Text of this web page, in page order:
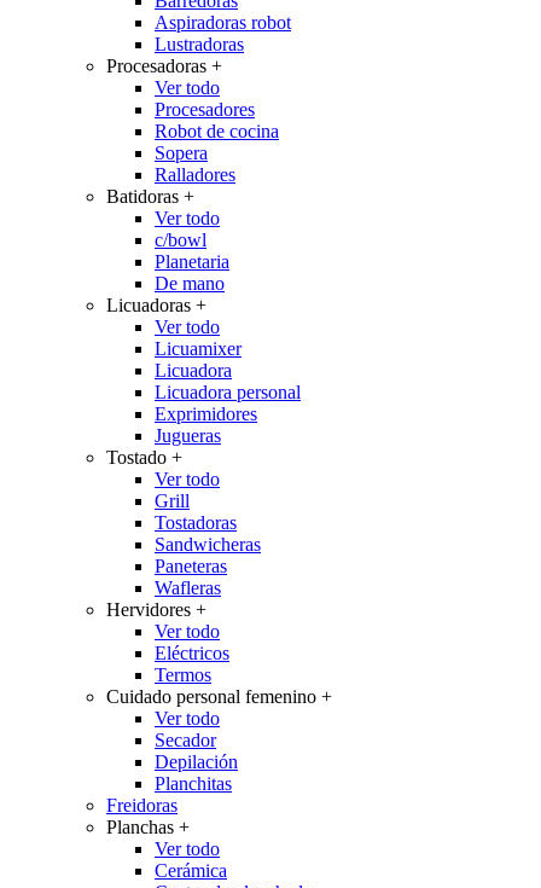
Aspiradoras robot
Lustradoras
Procesadoras +
Ver todo
Procesadores
Robot de cocina
Sopera
Ralladores
Batidoras +
Ver todo
c/bowl
Planetaria
De mano
Licuadoras +
Ver todo
Licuamixer
Licuadora
Licuadora personal
Exprimidores
Jugueras
Tostado +
Ver todo
Grill
Tostadoras
Sandwicheras
Paneteras
Wafleras
Hervidores +
Ver todo
Eléctricos
Termos
Cuidado personal femenino +
Ver todo
Secador
Depilación
Planchitas
Freidoras
Planchas +
Ver todo
Cerámica